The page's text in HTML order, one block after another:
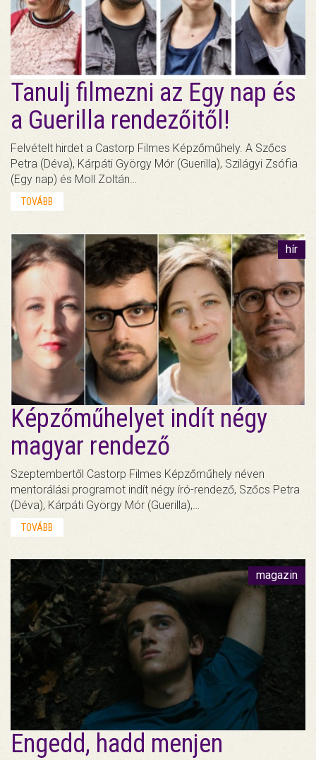
Tanulj filmezni az Egy nap és
a Guerilla rendezőitől!
Felvételt hirdet a Castorp Filmes Képzőműhely. A Szőcs
Petra (Déva), Kárpáti György Mór (Guerilla), Szilágyi Zsófia
(Egy nap) és Moll Zoltán…
TOVÁBB
hír
Képzőműhelyet indít négy
magyar rendező
Szeptembertől Castorp Filmes Képzőműhely néven
mentorálási programot indít négy író-rendező, Szőcs Petra
(Déva), Kárpáti György Mór (Guerilla),…
TOVÁBB
magazin
Engedd, hadd menjen